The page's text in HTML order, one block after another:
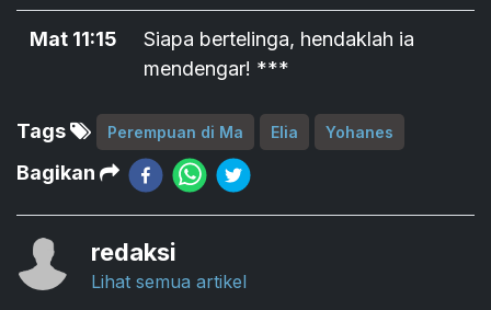
Mat 11:15
Siapa bertelinga, hendaklah ia
mendengar! ***
Tags Perempuan di Ma Elia Yohanes
Bagikan
redaksi
Lihat semua artikel